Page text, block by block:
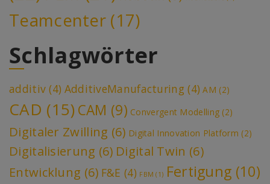
Teamcenter (17)
Schlagwörter
additiv (4) AdditiveManufacturing (4) AM (2)
CAD (15) CAM (9) Convergent Modelling (2)
Digitaler Zwilling (6) Digital Innovation Platform (2)
Digitalisierung (6) Digital Twin (6)
Entwicklung (6) F&E (4) FBM (1) Fertigung (10)